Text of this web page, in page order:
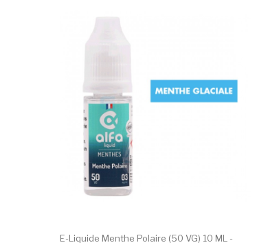
E-Liquide Menthe Polaire (50 VG) 10 ML -